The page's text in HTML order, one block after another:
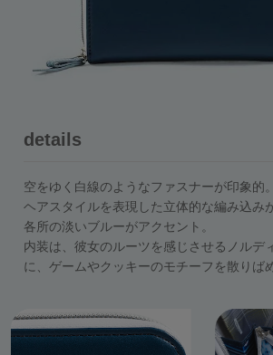
details
空をゆく白線のようなファスナーが印象的。
ヘアスタイルを表現した立体的な編み込み
各所の淡いブルーがアクセント。
内装は、彼女のルーツを感じさせるノルデ
に、ゲームやクッキーのモチーフを散りば